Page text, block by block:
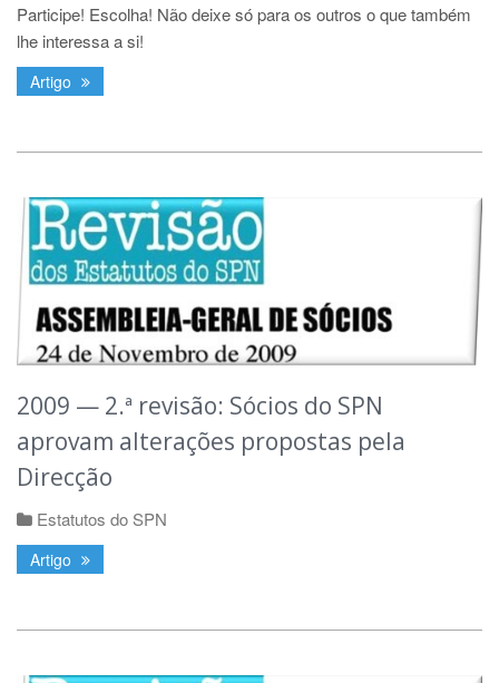
Participe! Escolha! Não deixe só para os outros o que também
lhe interessa a si!
Artigo
2009 — 2.ª revisão: Sócios do SPN
aprovam alterações propostas pela
Direcção
Estatutos do SPN
Artigo